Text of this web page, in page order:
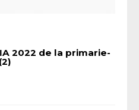
2022 de la primarie-